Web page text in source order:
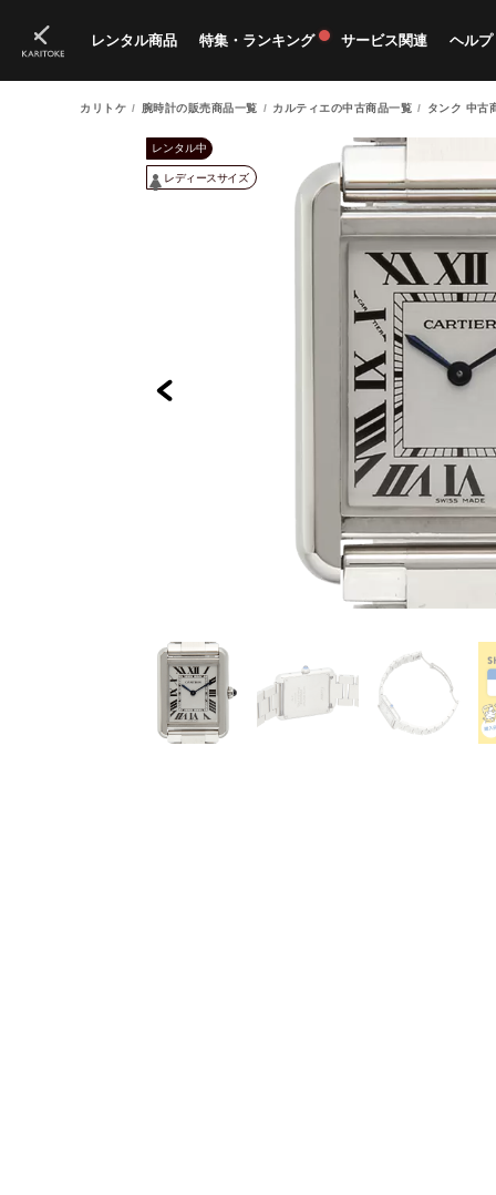
レンタル商品
ブランド一覧 すべての商品 新入荷商品 新
特集・ランキング
特集 ランキング
サービス関連
料金プラン 獲
ヘルプ
ご
カリトケ 腕時計の販売商品一覧 カルティエの中古商品一覧 タンク 中古
レンタル中
レディースサイズ